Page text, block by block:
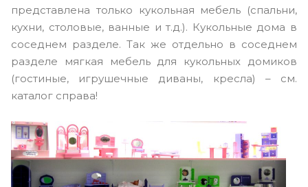
представлена только кукольная мебель (спальни,
кухни, столовые, ванные и т.д.). Кукольные дома в
соседнем разделе. Так же отдельно в соседнем
разделе мягкая мебель для кукольных домиков
(гостиные, игрушечные диваны, кресла) – см.
каталог справа!